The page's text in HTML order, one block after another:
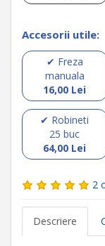
Accesorii utile:
✔ Freza
manuala
16,00 Lei
✔ Robineti
25 buc
64,00 Lei
2
Descriere